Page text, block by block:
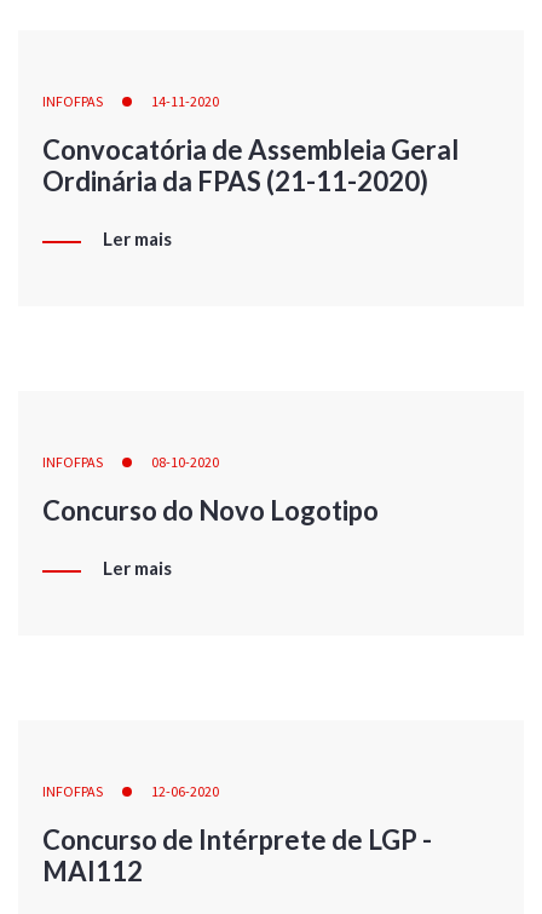
INFOFPAS 14-11-2020
Convocatória de Assembleia Geral
Ordinária da FPAS (21-11-2020)
Ler mais
INFOFPAS 08-10-2020
Concurso do Novo Logotipo
Ler mais
INFOFPAS 12-06-2020
Concurso de Intérprete de LGP -
MAI112